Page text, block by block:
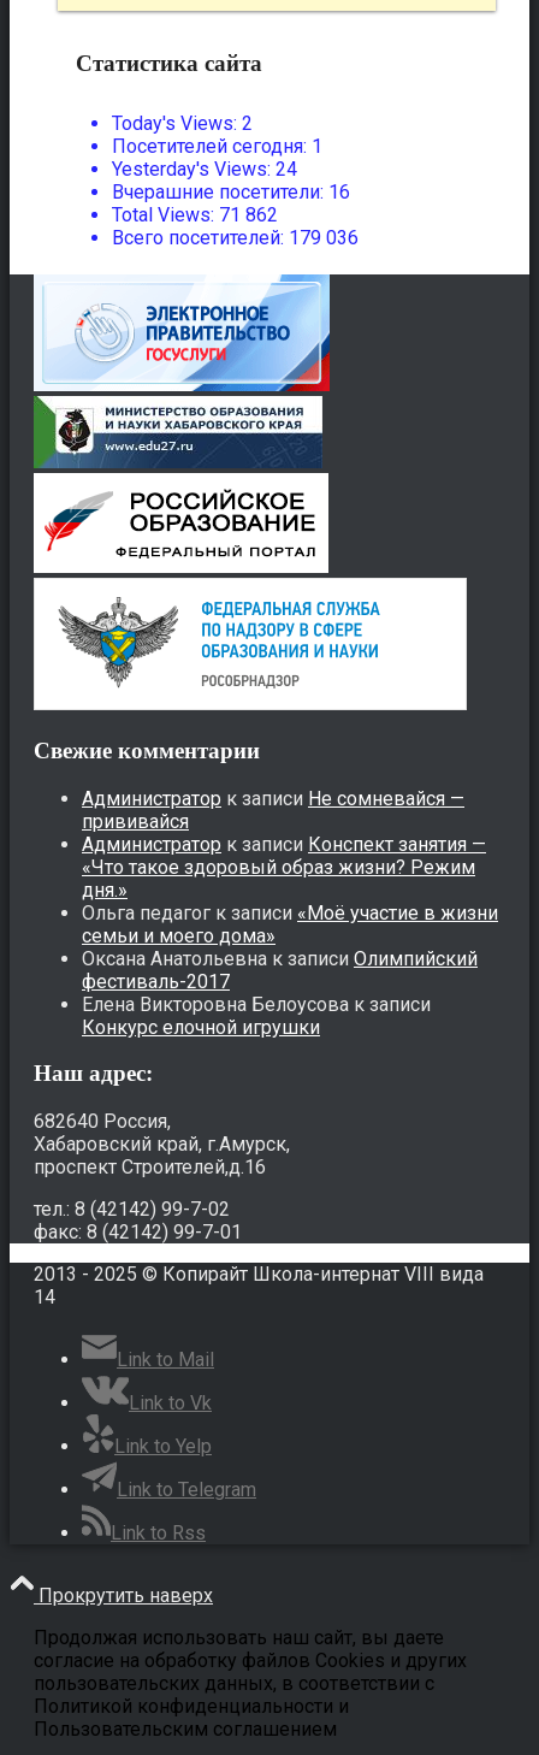
Статистика сайта
Today's Views: 2
Посетителей сегодня: 1
Yesterday's Views: 24
Вчерашние посетители: 16
Total Views: 71 862
Всего посетителей: 179 036
Свежие комментарии
Администратор к записи Не сомневайся —
прививайся
Администратор к записи Конспект занятия —
«Что такое здоровый образ жизни? Режим
дня.»
Ольга педагог к записи «Моё участие в жизни
семьи и моего дома»
Оксана Анатольевна к записи Олимпийский
фестиваль-2017
Елена Викторовна Белоусова к записи
Конкурс елочной игрушки
Наш адрес:
682640 Россия,
Хабаровский край, г.Амурск,
проспект Строителей,д.16
тел.: 8 (42142) 99-7-02
факс: 8 (42142) 99-7-01
2013 - 2025 © Копирайт Школа-интернат VIII вида
14
Link to Mail
Link to Vk
Link to Yelp
Link to Telegram
Link to Rss
Прокрутить наверх
Продолжая использовать наш сайт, вы даете
согласие на обработку файлов Cookies и других
пользовательских данных, в соответствии с
Политикой конфиденциальности и
Пользовательским соглашением